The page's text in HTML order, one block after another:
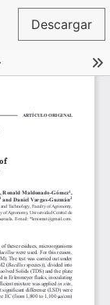
Descargar